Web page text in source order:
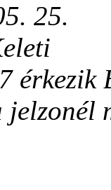
25.
érkezik